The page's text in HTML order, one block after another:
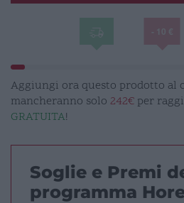
Aggiungi ora questo prodotto al
mancheranno solo 242€ per
GRATUITA!
Soglie e Premi
programma